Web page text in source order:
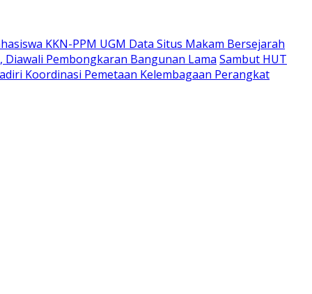
KKN-PPM UGM Data Situs Makam Bersejarah
Diawali Pembongkaran Bangunan Lama Sambut HUT
Koordinasi Pemetaan Kelembagaan Perangkat